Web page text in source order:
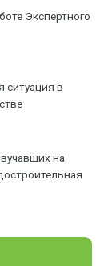
Экспертного
ситуация в
на